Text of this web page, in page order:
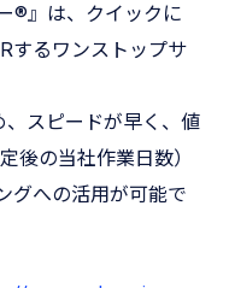
®︎』は、クイックに
するワンストップサ
スピードが早く、値
後の当社作業日数）
グへの活用が可能で